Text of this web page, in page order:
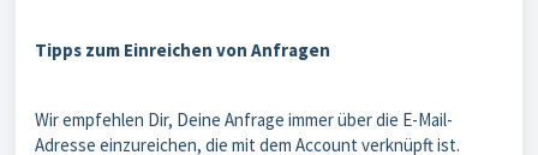
Tipps zum Einreichen von Anfragen
Wir empfehlen Dir, Deine Anfrage immer über die E-Mail-
Adresse einzureichen, die mit dem Account verknüpft ist.